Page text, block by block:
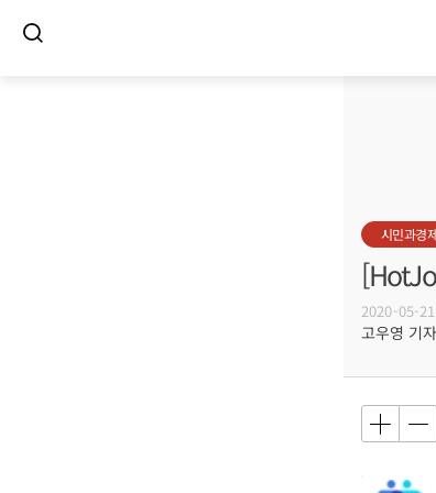
시민과경
2020-05-
고우영 기